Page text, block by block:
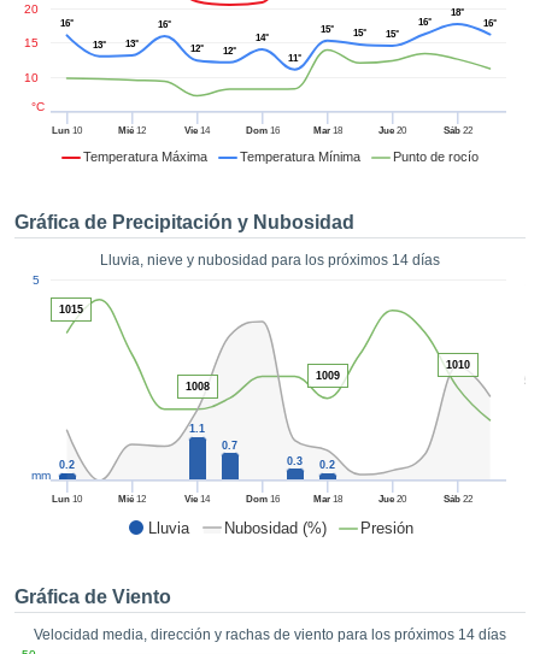
digital
basada
seguir
contenido
coste.
el botón
ya sean
nuestros
nos
un perfil
para
y
CONTINUAR
CONFIGURACIÓN
Temperatura Máxima Temperatura Mínima Punto de rocío
Lun 10 Mié 12 Vie 14 Dom16 Mar18 Jue 20 Sáb22
10
15
20
°C
16°
13°
13°
16°
12° 12°
14°
11°
15° 15° 15°
16°
18°
16°
Gráfica de Precipitación y Nubosidad
Lluvia, nieve y nubosidad para los próximos 14 días
Lluvia Nubosidad (%) Presión
50
Lun 10 Mié 12 Vie 14 Dom16 Mar18 Jue 20 Sáb22
5
mm
0.2
1.1
0.7
0.3
0.2
1015
1008
1009
1010
Gráfica de Viento
Velocidad media, dirección y rachas de viento para los próximos 14 días